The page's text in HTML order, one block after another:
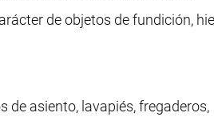
de objetos de fundición,
de asiento, lavapiés, fregaderos,